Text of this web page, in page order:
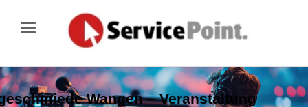
Wangen – Veranstaltung